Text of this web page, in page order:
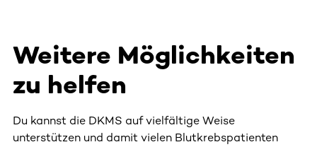
Weitere Möglichkeiten
zu helfen
Du kannst die DKMS auf vielfältige Weise
unterstützen und damit vielen Blutkrebspatienten